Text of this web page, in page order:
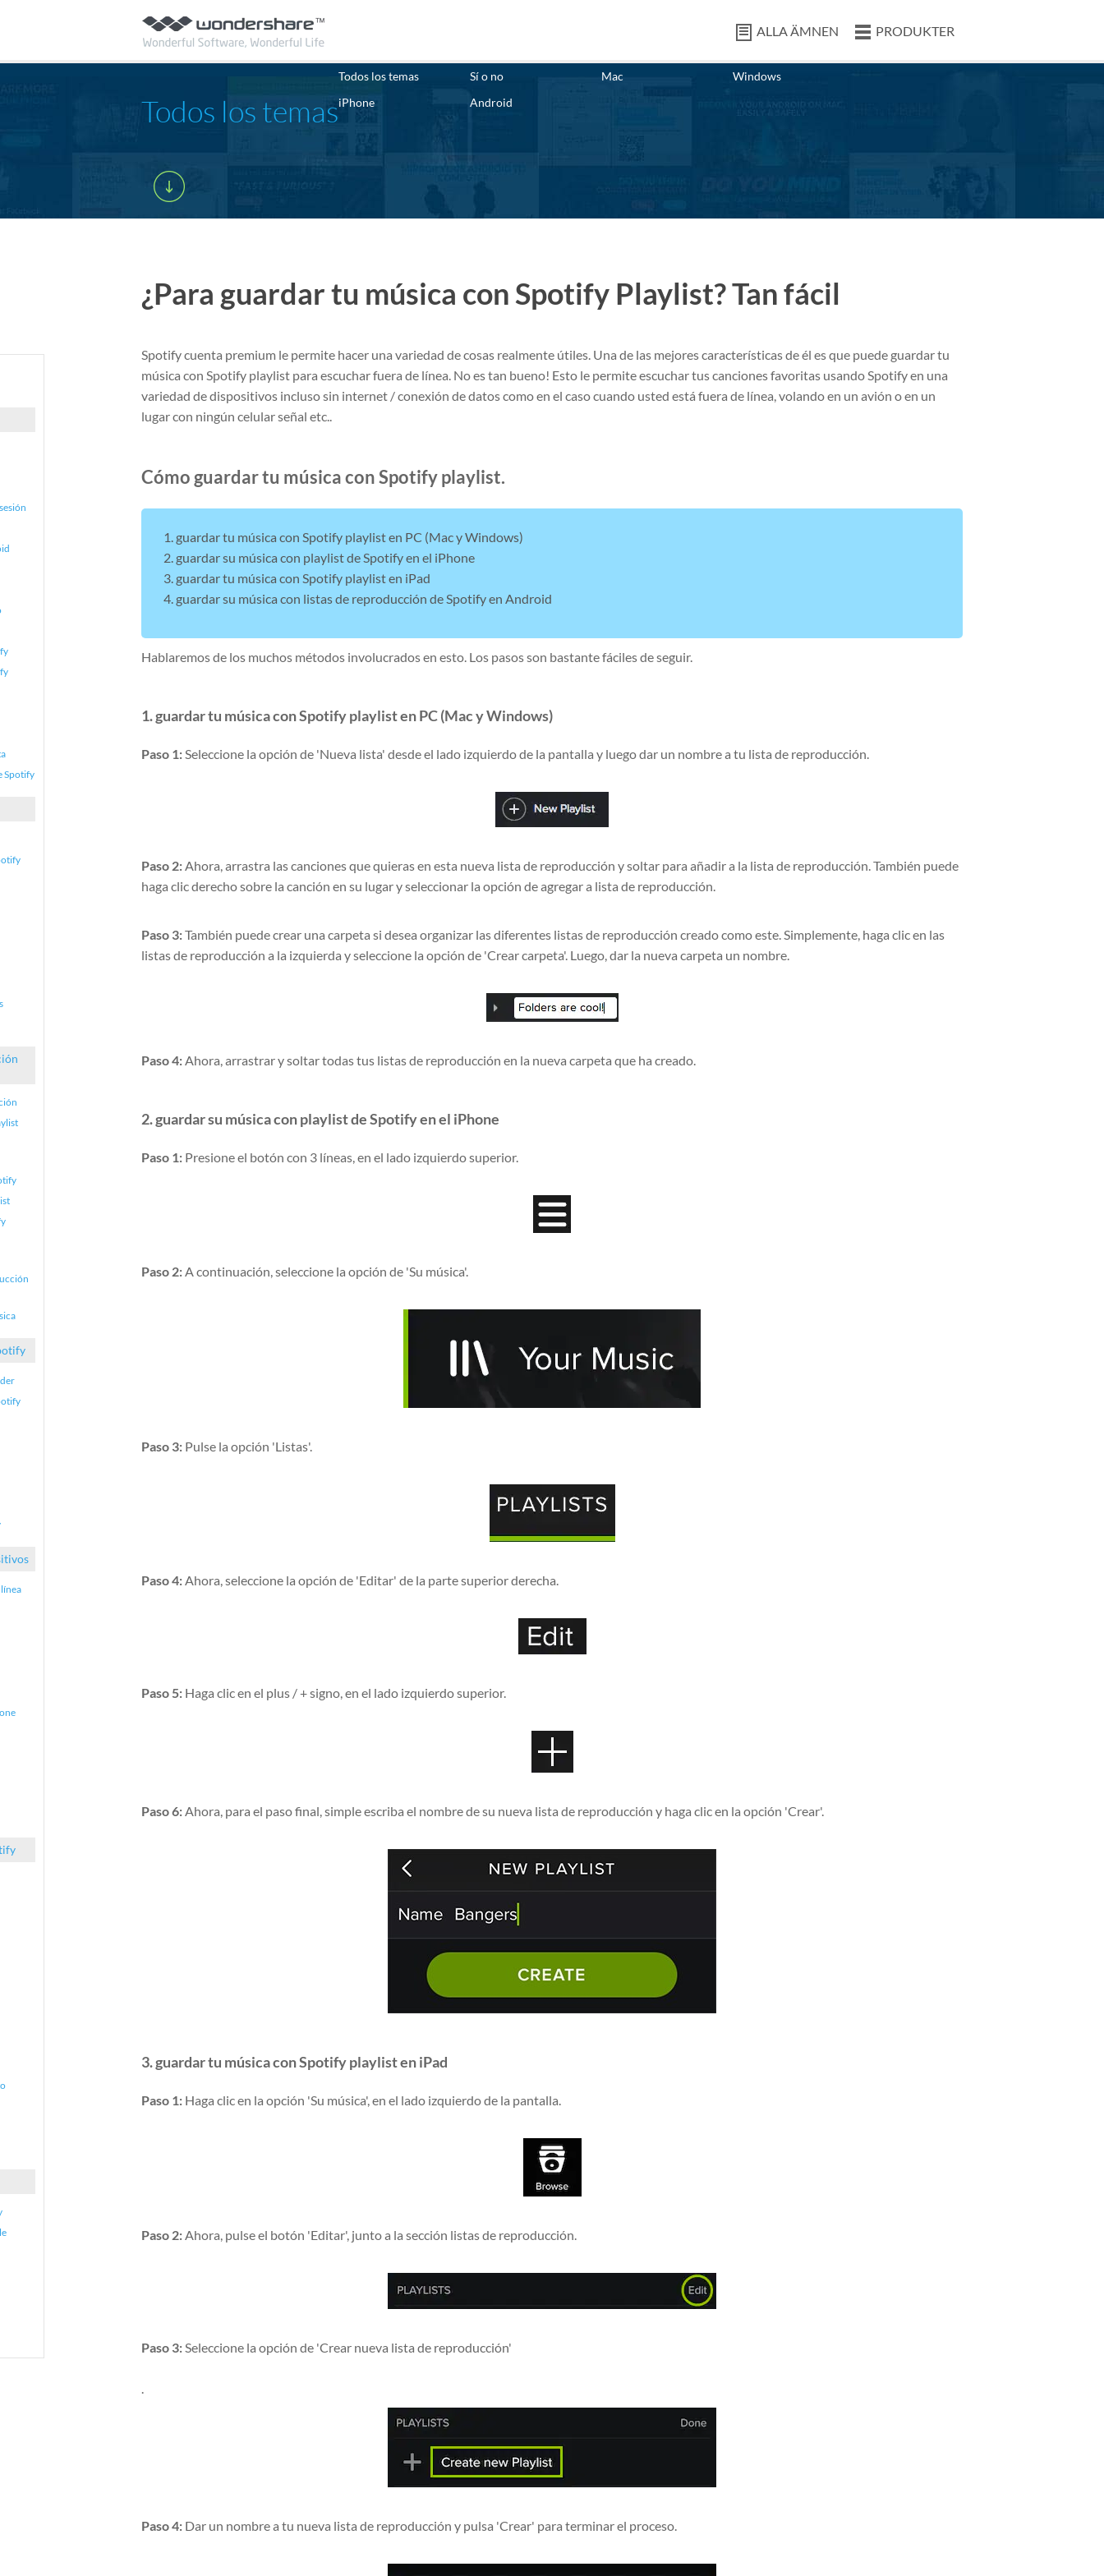
ALLA ÄMNEN PRODUKTER
Todos los temas
Todos los temas Sí o no Mac
Windows
iPhone
Android
Spotify
¿Para guardar tu música con Spotify Playlist? Tan fácil
Spotify cuenta premium le permite hacer una variedad de cosas realmente útiles. Una de las mejores características de él es que puede guardar tu
música con Spotify playlist para escuchar fuera de línea. No es tan bueno! Esto le permite escuchar tus canciones favoritas usando Spotify en una
variedad de dispositivos incluso sin internet / conexión de datos como en el caso cuando usted está fuera de línea, volando en un avión o en un
lugar con ningún celular señal etc..
Cómo guardar tu música con Spotify playlist.
1. guardar tu música con Spotify playlist en PC (Mac y Windows)
2. guardar su música con playlist de Spotify en el iPhone
3. guardar tu música con Spotify playlist en iPad
4. guardar su música con listas de reproducción de Spotify en Android
Hablaremos de los muchos métodos involucrados en esto. Los pasos son bastante fáciles de seguir.
1. guardar tu música con Spotify playlist en PC (Mac y Windows)
Paso 1:Seleccione la opción de 'Nueva lista' desde el lado izquierdo de la pantalla y luego dar un nombre a tu lista de reproducción.
Paso 2:Ahora, arrastra las canciones que quieras en esta nueva lista de reproducción y soltar para añadir a la lista de reproducción. También puede
haga clic derecho sobre la canción en su lugar y seleccionar la opción de agregar a lista de reproducción.
Paso 3:También puede crear una carpeta si desea organizar las diferentes listas de reproducción creado como este. Simplemente, haga clic en las
listas de reproducción a la izquierda y seleccione la opción de 'Crear carpeta'. Luego, dar la nueva carpeta un nombre.
Paso 4:Ahora, arrastrar y soltar todas tus listas de reproducción en la nueva carpeta que ha creado.
2. guardar su música con playlist de Spotify en el iPhone
Paso 1: Presione el botón con 3 líneas, en el lado izquierdo superior.
Paso 2:A continuación, seleccione la opción de 'Su música'.
Paso 3: Pulse la opción 'Listas'.
Paso 4:Ahora, seleccione la opción de 'Editar' de la parte superior derecha.
Paso 5: Haga clic en el plus / + signo, en el lado izquierdo superior.
Paso 6:Ahora, para el paso final, simple escriba el nombre de su nueva lista de reproducción y haga clic en la opción 'Crear'.
3. guardar tu música con Spotify playlist en iPad
Paso 1: Haga clic en la opción 'Su música', en el lado izquierdo de la pantalla.
Paso 2:Ahora, pulse el botón 'Editar', junto a la sección listas de reproducción.
Paso 3:Seleccione la opción de 'Crear nueva lista de reproducción'
.
Paso 4: Dar un nombre a tu nueva lista de reproducción y pulsa 'Crear' para terminar el proceso.